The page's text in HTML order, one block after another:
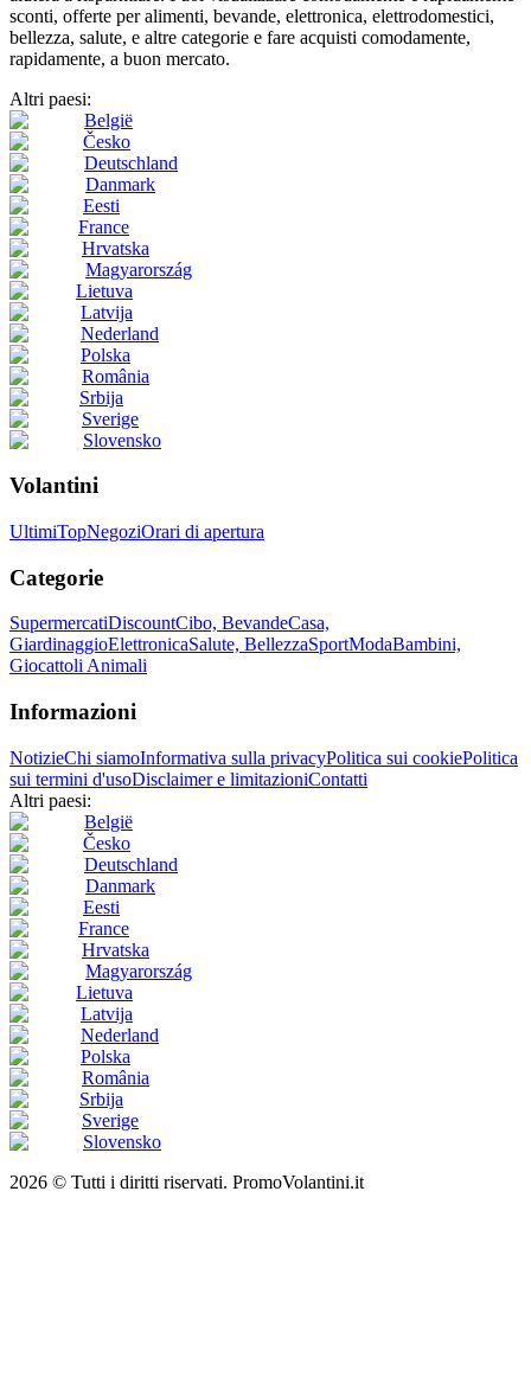
sconti, offerte per alimenti, bevande, elettronica, elettrodomestici,
bellezza, salute, e altre categorie e fare acquisti comodamente,
rapidamente, a buon mercato.
Altri paesi:
België
Česko
Deutschland
Danmark
Eesti
France
Hrvatska
Magyarország
Lietuva
Latvija
Nederland
Polska
România
Srbija
Sverige
Slovensko
Volantini
UltimiTopNegoziOrari di apertura
Categorie
SupermercatiDiscountCibo, BevandeCasa,
GiardinaggioElettronicaSalute, BellezzaSportModaBambini,
GiocattoliAnimali
Informazioni
NotizieChi siamoInformativa sulla privacyPolitica sui cookiePolitica
sui termini d'usoDisclaimer e limitazioniContatti
Altri paesi:
België
Česko
Deutschland
Danmark
Eesti
France
Hrvatska
Magyarország
Lietuva
Latvija
Nederland
Polska
România
Srbija
Sverige
Slovensko
2026 © Tutti i diritti riservati. PromoVolantini.it